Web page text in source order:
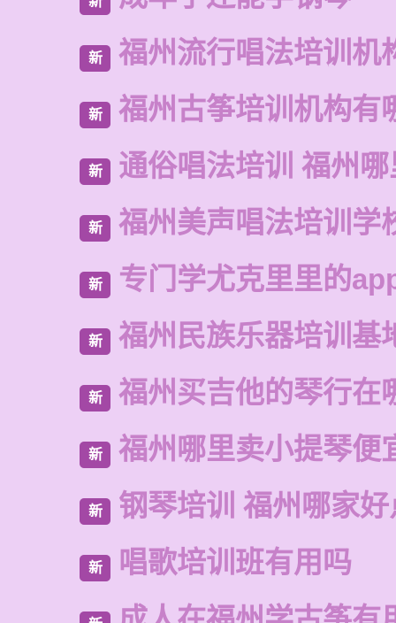
新 福州流行唱法培训机
新 福州古筝培训机构有
新 通俗唱法培训 福州
新 福州美声唱法培训学
新 专门学尤克里里的
新 福州民族乐器培训基
新 福州买吉他的琴行在
新 福州哪里卖小提琴便
新 钢琴培训 福州哪家好
新 唱歌培训班有用吗